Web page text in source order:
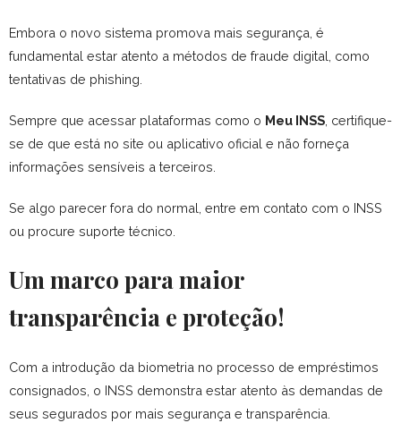
Embora o novo sistema promova mais segurança, é
fundamental estar atento a métodos de fraude digital, como
tentativas de phishing.
Sempre que acessar plataformas como o Meu INSS , certifique-
se de que está no site ou aplicativo oficial e não forneça
informações sensíveis a terceiros.
Se algo parecer fora do normal, entre em contato com o INSS
ou procure suporte técnico.
Um marco para maior
transparência e proteção!
Com a introdução da biometria no processo de empréstimos
consignados, o INSS demonstra estar atento às demandas de
seus segurados por mais segurança e transparência.